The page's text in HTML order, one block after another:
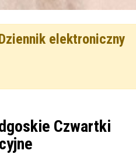
elektroniczny
Czwartki